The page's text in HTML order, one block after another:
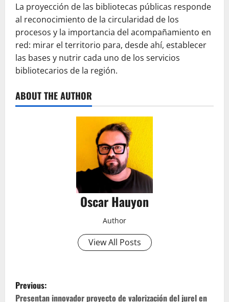
La proyección de las bibliotecas públicas responde
al reconocimiento de la circularidad de los
procesos y la importancia del acompañamiento en
red: mirar el territorio para, desde ahí, establecer
las bases y nutrir cada uno de los servicios
bibliotecarios de la región.
ABOUT THE AUTHOR
Oscar Hauyon
Author
View All Posts
P
Previous:
Presentan innovador proyecto de valorización del jurel en